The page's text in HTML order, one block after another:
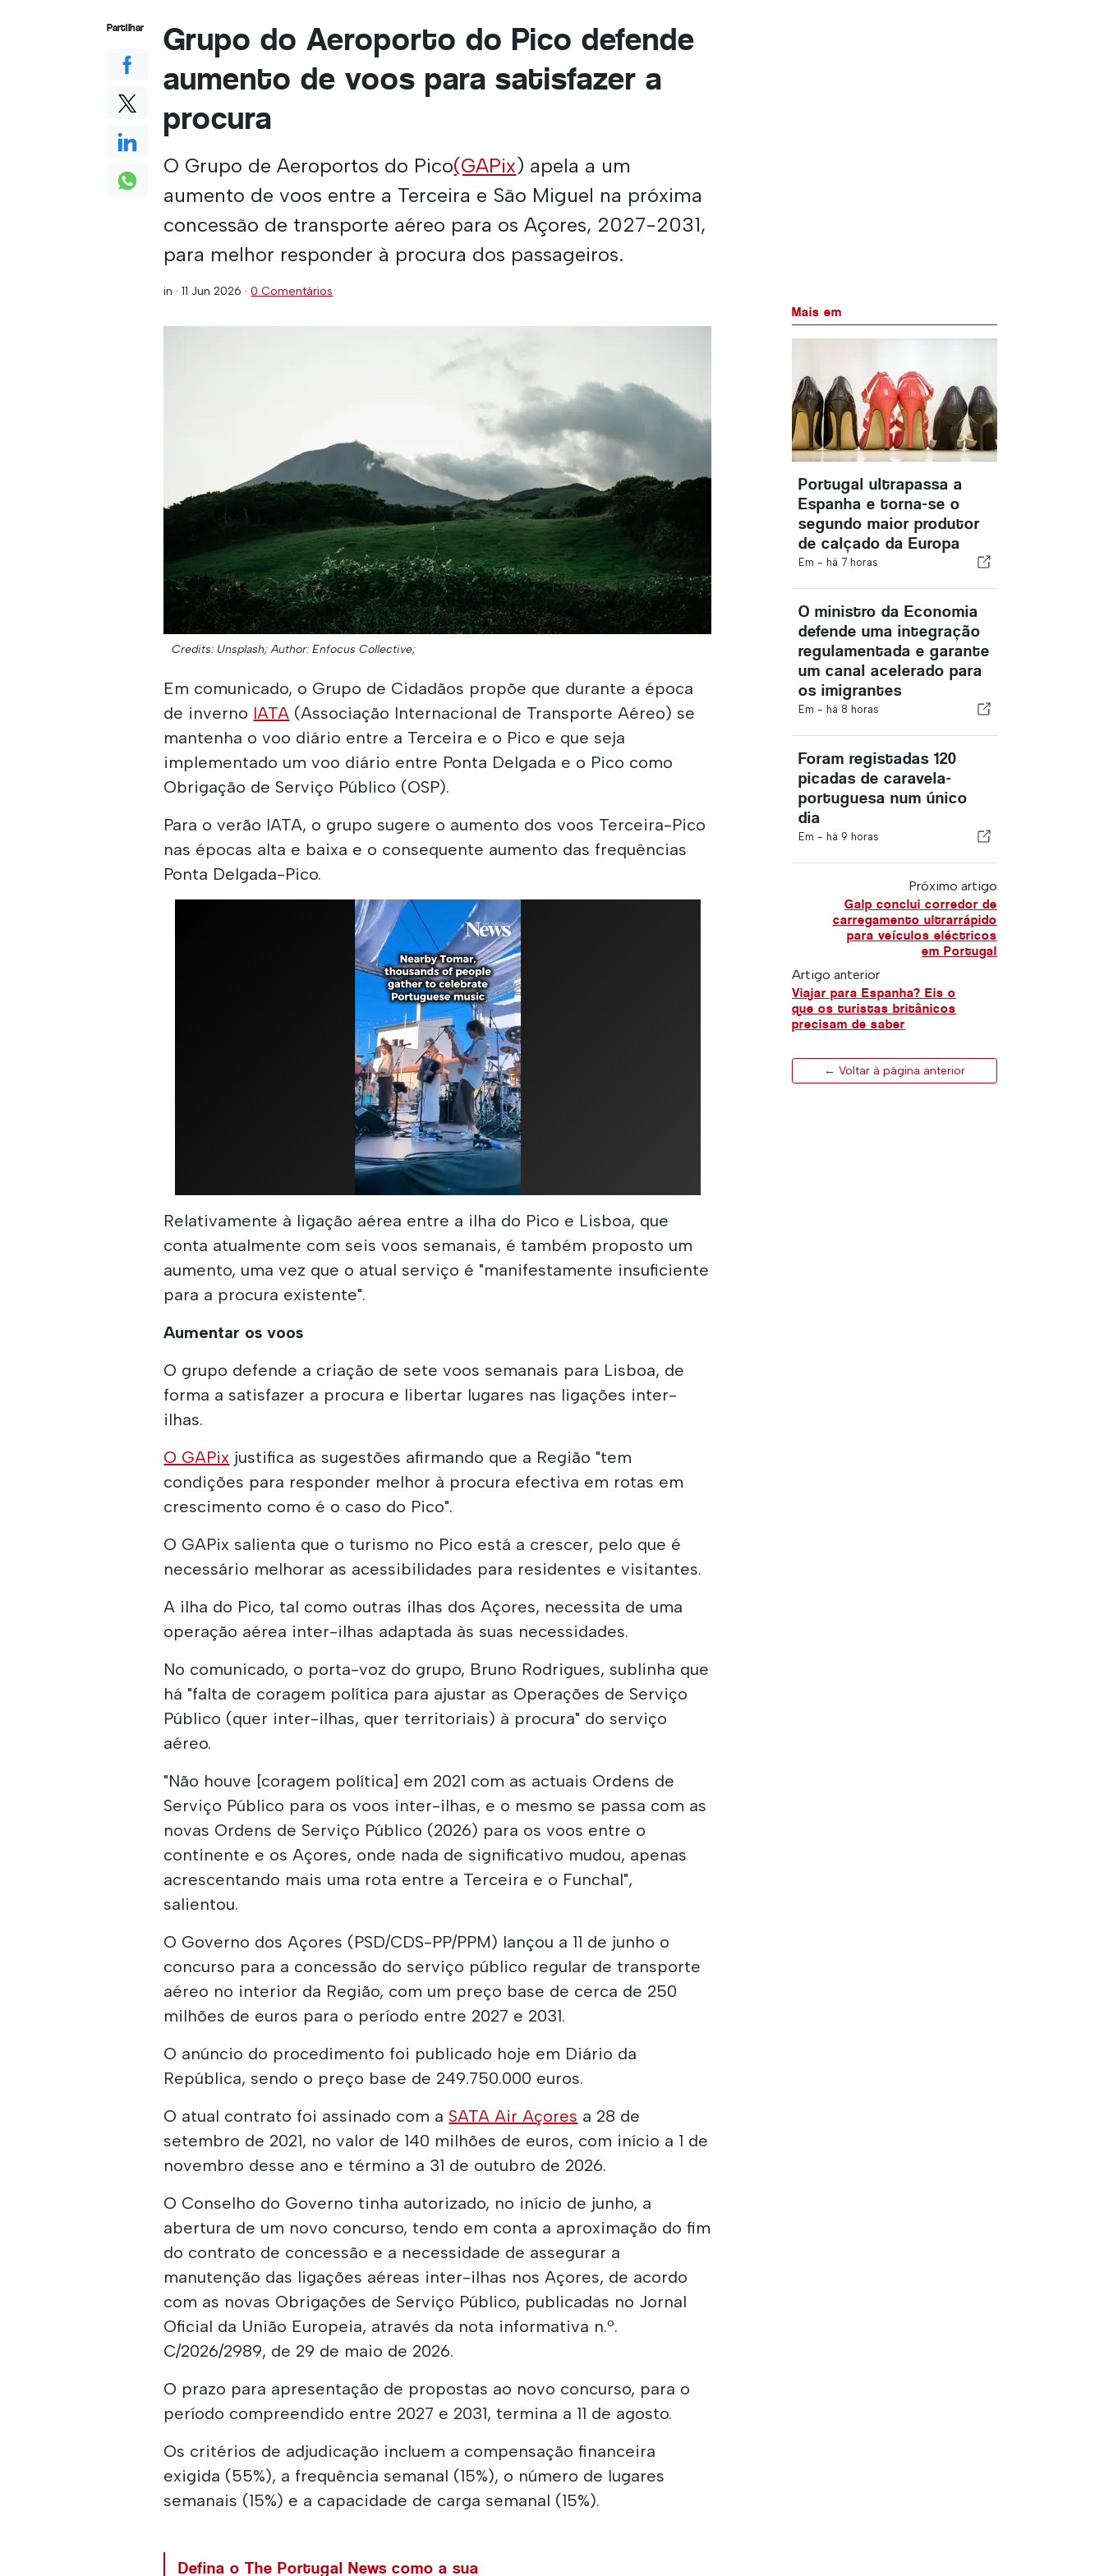
Grupo do Aeroporto do Pico defende
aumento de voos para satisfazer a
procura
O Grupo de Aeroportos do Pico(GAPix) apela a um
aumento de voos entre a Terceira e São Miguel na próxima
concessão de transporte aéreo para os Açores, 2027-2031,
para melhor responder à procura dos passageiros.
in ·11 Jun 2026 ·0 Comentários
Credits: Unsplash; Author: Enfocus Collective;
Em comunicado, o Grupo de Cidadãos propõe que durante a época
de inverno IATA (Associação Internacional de Transporte Aéreo) se
mantenha o voo diário entre a Terceira e o Pico e que seja
implementado um voo diário entre Ponta Delgada e o Pico como
Obrigação de Serviço Público (OSP).
Para o verão IATA, o grupo sugere o aumento dos voos Terceira-Pico
nas épocas alta e baixa e o consequente aumento das frequências
Ponta Delgada-Pico.
Relativamente à ligação aérea entre a ilha do Pico e Lisboa, que
conta atualmente com seis voos semanais, é também proposto um
aumento, uma vez que o atual serviço é "manifestamente insuficiente
para a procura existente".
Aumentar os voos
O grupo defende a criação de sete voos semanais para Lisboa, de
forma a satisfazer a procura e libertar lugares nas ligações inter-
ilhas.
O GAPix justifica as sugestões afirmando que a Região "tem
condições para responder melhor à procura efectiva em rotas em
crescimento como é o caso do Pico".
O GAPix salienta que o turismo no Pico está a crescer, pelo que é
necessário melhorar as acessibilidades para residentes e visitantes.
A ilha do Pico, tal como outras ilhas dos Açores, necessita de uma
operação aérea inter-ilhas adaptada às suas necessidades.
No comunicado, o porta-voz do grupo, Bruno Rodrigues, sublinha que
há "falta de coragem política para ajustar as Operações de Serviço
Público (quer inter-ilhas, quer territoriais) à procura" do serviço
aéreo.
"Não houve [coragem política] em 2021 com as actuais Ordens de
Serviço Público para os voos inter-ilhas, e o mesmo se passa com as
novas Ordens de Serviço Público (2026) para os voos entre o
continente e os Açores, onde nada de significativo mudou, apenas
acrescentando mais uma rota entre a Terceira e o Funchal",
salientou.
O Governo dos Açores (PSD/CDS-PP/PPM) lançou a 11 de junho o
concurso para a concessão do serviço público regular de transporte
aéreo no interior da Região, com um preço base de cerca de 250
milhões de euros para o período entre 2027 e 2031.
O anúncio do procedimento foi publicado hoje em Diário da
República, sendo o preço base de 249.750.000 euros.
O atual contrato foi assinado com a SATA Air Açores a 28 de
setembro de 2021, no valor de 140 milhões de euros, com início a 1 de
novembro desse ano e término a 31 de outubro de 2026.
O Conselho do Governo tinha autorizado, no início de junho, a
abertura de um novo concurso, tendo em conta a aproximação do fim
do contrato de concessão e a necessidade de assegurar a
manutenção das ligações aéreas inter-ilhas nos Açores, de acordo
com as novas Obrigações de Serviço Público, publicadas no Jornal
Oficial da União Europeia, através da nota informativa n.º.
C/2026/2989, de 29 de maio de 2026.
O prazo para apresentação de propostas ao novo concurso, para o
período compreendido entre 2027 e 2031, termina a 11 de agosto.
Os critérios de adjudicação incluem a compensação financeira
exigida (55%), a frequência semanal (15%), o número de lugares
semanais (15%) e a capacidade de carga semanal (15%).
Defina o The Portugal News como a sua
Partilhar
Mais em
Portugal ultrapassa a
Espanha e torna-se o
segundo maior produtor
de calçado da Europa
Em - há 7 horas
O ministro da Economia
defende uma integração
regulamentada e garante
um canal acelerado para
os imigrantes
Em - há 8 horas
Foram registadas 120
picadas de caravela-
portuguesa num único
dia
Em - há 9 horas
Próximo artigo
Galp conclui corredor de
carregamento ultrarrápido
para veículos eléctricos
em Portugal
Artigo anterior
Viajar para Espanha? Eis o
que os turistas britânicos
precisam de saber
← Voltar à página anterior